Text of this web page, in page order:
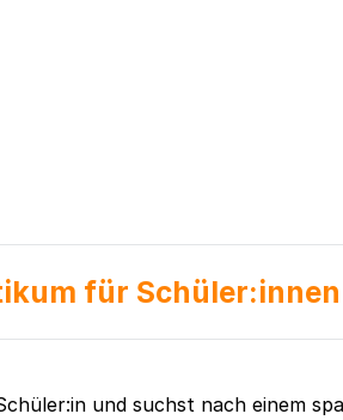
für Schüler:innen
und suchst nach einem